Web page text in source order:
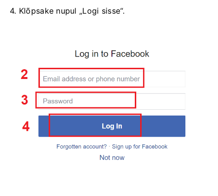
4. Klõpsake nupul „Logi sisse“.